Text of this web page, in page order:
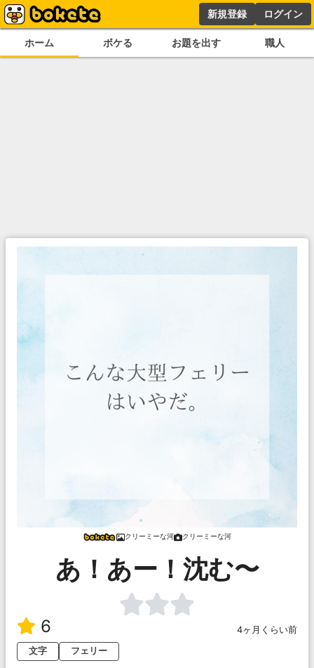
新規登録 ログイン
ホーム ボケる お題を出す 職人
クリーミーな河 クリーミーな河
あ！あー！沈む〜
6
4ヶ月くらい前
文字
フェリー